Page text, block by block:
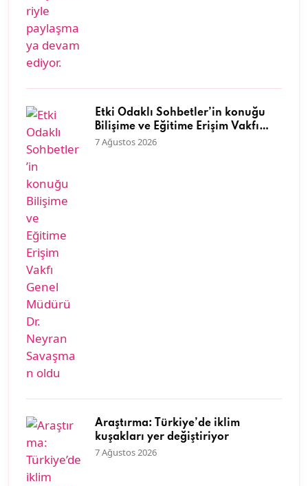
Etki Odaklı Sohbetler’in konuğu
Bilişime ve Eğitime Erişim Vakfı
Genel Müdürü Dr. Neyran
7 Ağustos 2026
Araştırma: Türkiye’de iklim
kuşakları yer değiştiriyor
7 Ağustos 2026